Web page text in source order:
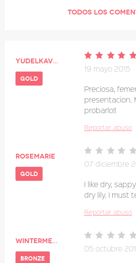
TODOS LOS
Yudelkavega
gold
19 mayo 2015
Preciosa,
presentacion.
probarlo!!
Reportar abuso
Rosemarie
gold
07 diciembre
I like dry,
dry lily. I must
Reportar abuso
wintermelon
bronze
05 octubre